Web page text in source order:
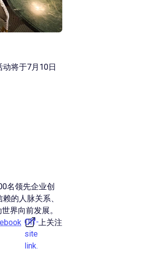
动将于7月10日
名领先企业创
的人脉关系、
界向前发展。
Off-
site
link.
上关注